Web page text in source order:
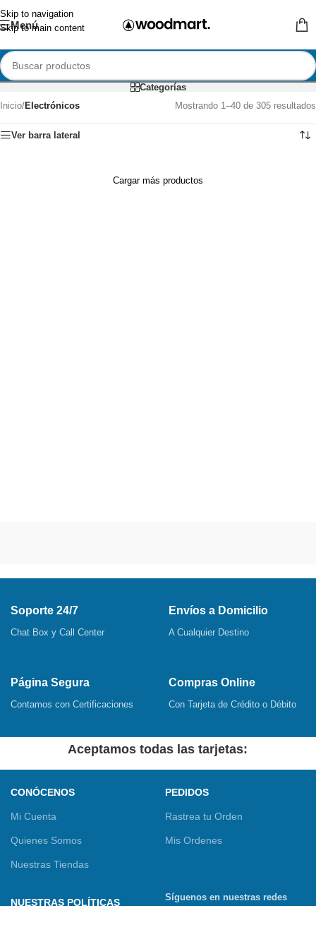
Skip to navigation
Skip to main content
Menú
Categorías
Inicio/Electrónicos Mostrando 1–40 de 305 resultados
Ver barra lateral
Cargar más productos
Soporte 24/7
Chat Box y Call Center
Envíos a Domicilio
A Cualquier Destino
Página Segura
Contamos con Certificaciones
Compras Online
Con Tarjeta de Crédito o Débito
Aceptamos todas las tarjetas:
CONÓCENOS
Mi Cuenta
Quienes Somos
Nuestras Tiendas
PEDIDOS
Rastrea tu Orden
Mis Ordenes
NUESTRAS POLÍTICAS
Síguenos en nuestras redes